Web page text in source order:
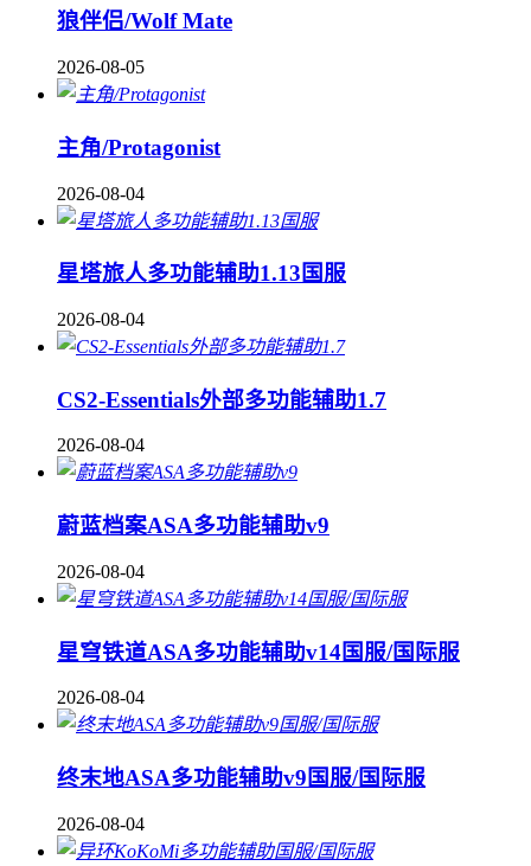
狼伴侣/Wolf Mate
2026-08-05
主角/Protagonist
2026-08-04
星塔旅人多功能辅助1.13国服
2026-08-04
CS2-Essentials外部多功能辅助1.7
2026-08-04
蔚蓝档案ASA多功能辅助v9
2026-08-04
星穹铁道ASA多功能辅助v14国服/国际服
2026-08-04
终末地ASA多功能辅助v9国服/国际服
2026-08-04